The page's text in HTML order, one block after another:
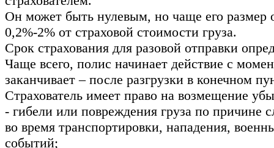
Он может быть нулевым, но чаще его размер
0,2%-2% от страховой стоимости груза.
Срок страхования для разовой отправки
Чаще всего, полис начинает действие с
заканчивает – после разгрузки в конечном
Страхователь имеет право на возмещение
- гибели или повреждения груза по причине
во время транспортировки, нападения,
событий;